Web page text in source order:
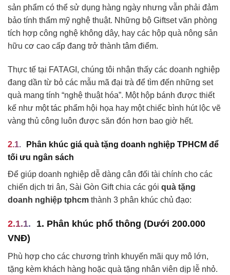
sản phẩm có thể sử dụng hàng ngày nhưng vẫn phải đảm
bảo tính thẩm mỹ nghệ thuật. Những bộ Giftset văn phòng
tích hợp công nghệ không dây, hay các hộp quà nông sản
hữu cơ cao cấp đang trở thành tâm điểm.
Thực tế tại FATAGI, chúng tôi nhận thấy các doanh nghiệp
đang dần từ bỏ các mẫu mã đại trà để tìm đến những set
quà mang tính “nghệ thuật hóa”. Một hộp bánh được thiết
kế như một tác phẩm hội họa hay một chiếc bình hút lộc vẽ
vàng thủ công luôn được săn đón hơn bao giờ hết.
Phân khúc giá quà tặng doanh nghiệp TPHCM để
tối ưu ngân sách
Để giúp doanh nghiệp dễ dàng cân đối tài chính cho các
chiến dịch tri ân, Sài Gòn Gift chia các gói quà tặng
doanh nghiệp tphcm thành 3 phân khúc chủ đạo:
1. Phân khúc phổ thông (Dưới 200.000
VNĐ)
Phù hợp cho các chương trình khuyến mãi quy mô lớn,
tặng kèm khách hàng hoặc quà tặng nhân viên dịp lễ nhỏ.